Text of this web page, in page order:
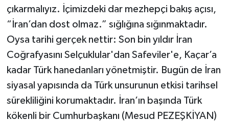
çıkarmalıyız. İçimizdeki dar mezhepçi bakış açısı,
“İran’dan dost olmaz.” sığlığına sığınmaktadır.
Oysa tarihi gerçek nettir: Son bin yıldır İran
Coğrafyasını Selçuklular'dan Safeviler'e, Kaçar’a
kadar Türk hanedanları yönetmiştir. Bugün de İran
siyasal yapısında da Türk unsurunun etkisi tarihsel
sürekliliğini korumaktadır. İran’ın başında Türk
kökenli bir Cumhurbaşkanı (Mesud PEZEŞKİYAN)